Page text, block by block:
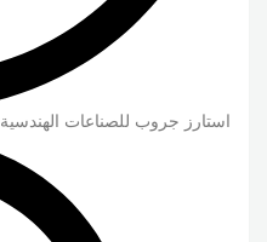
استارز جروب للصناعات الهندسية